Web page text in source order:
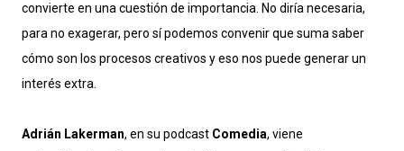
convierte en una cuestión de importancia. No diría necesaria,
para no exagerar, pero sí podemos convenir que suma saber
cómo son los procesos creativos y eso nos puede generar un
interés extra.
Adrián Lakerman, en su podcast Comedia, viene